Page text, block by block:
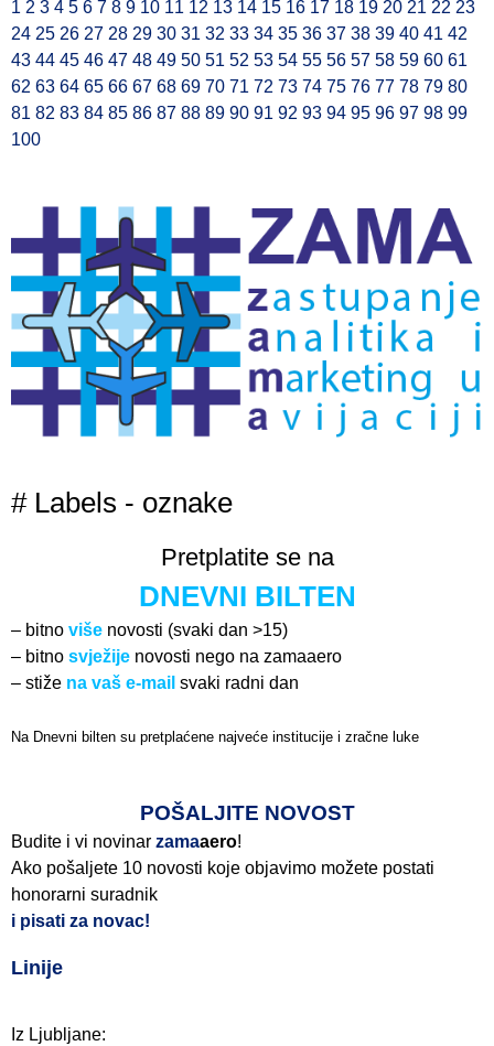
1 2 3 4 5 6 7 8 9 10 11 12 13 14 15 16 17 18 19 20 21 22 23
24 25 26 27 28 29 30 31 32 33 34 35 36 37 38 39 40 41 42
43 44 45 46 47 48 49 50 51 52 53 54 55 56 57 58 59 60 61
62 63 64 65 66 67 68 69 70 71 72 73 74 75 76 77 78 79 80
81 82 83 84 85 86 87 88 89 90 91 92 93 94 95 96 97 98 99
100
# Labels - oznake
Pretplatite se na
DNEVNI BILTEN
– bitno više novosti (svaki dan >15)
– bitno svježije novosti nego na zamaaero
– stiže na vaš e-mail svaki radni dan
Na Dnevni bilten su pretplaćene najveće institucije i zračne luke
POŠALJITE NOVOST
Budite i vi novinar zamaaero!
Ako pošaljete 10 novosti koje objavimo možete postati
honorarni suradnik
i pisati za novac!
Linije
Iz Ljubljane: